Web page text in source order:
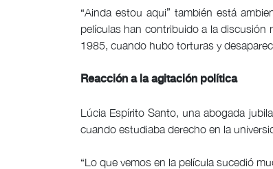
“Ainda estou aqui” también está
películas han contribuido a la discusión
1985, cuando hubo torturas y
Reacción a la agitación política
Lúcia Espírito Santo, una abogada
cuando estudiaba derecho en la
“Lo que vemos en la película sucedió